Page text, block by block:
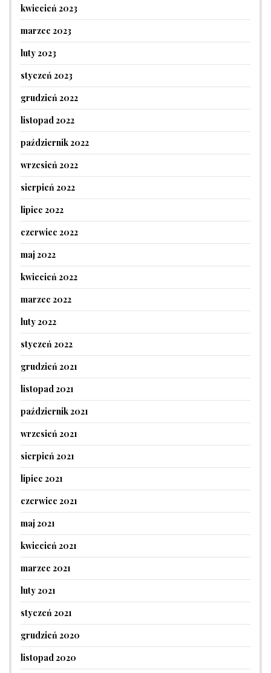
kwiecień 2023
marzec 2023
luty 2023
styczeń 2023
grudzień 2022
listopad 2022
październik 2022
wrzesień 2022
sierpień 2022
lipiec 2022
czerwiec 2022
maj 2022
kwiecień 2022
marzec 2022
luty 2022
styczeń 2022
grudzień 2021
listopad 2021
październik 2021
wrzesień 2021
sierpień 2021
lipiec 2021
czerwiec 2021
maj 2021
kwiecień 2021
marzec 2021
luty 2021
styczeń 2021
grudzień 2020
listopad 2020